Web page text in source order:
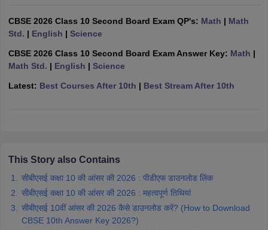
Schools in PunjabSchools in Bihar
Medium Schools in IndiaGujarati Medium Schools in India
Army Public Schools in India
Class 12 Question Papers HBSE 12th Question Papers GSEB
GSEB SSC Question PapersGoa Board SSC Question Paper
10th Syllabus
JAC 10th Syllabus Odisha 10th Syllabus Kerala
Syllabus for Class 11
CBSE 2026 Class 10 Second Board Exam QP's: Math | Math
Std. | English | Science
CBSE 2026 Class 10 Second Board Exam Answer Key: Math |
Math Std. | English | Science
Latest: Best Courses After 10th | Best Stream After 10th
This Story also Contains
सीबीएसई कक्षा 10 की आंसर की 2026 : पीडीएफ डाउनलोड लिंक
सीबीएसई कक्षा 10 की आंसर की 2026 : महत्वपूर्ण तिथियां
सीबीएसई 10वीं आंसर की 2026 कैसे डाउनलोड करें? (How to Download
CBSE 10th Answer Key 2026?)